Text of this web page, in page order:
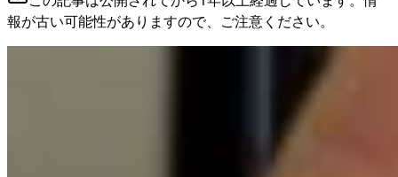
報が古い可能性がありますので、ご注意ください。